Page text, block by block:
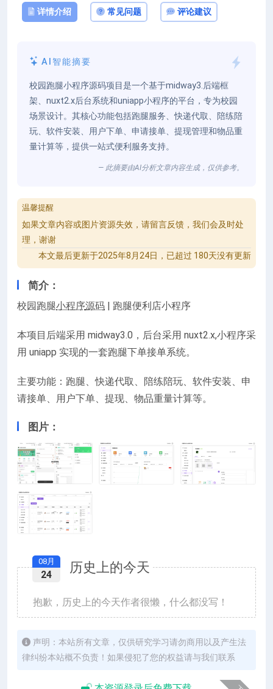
详情介绍 常见问题 评论建议
AI智能摘要
校园跑腿小程序源码项目是一个基于midway3.后端框
架、nuxt2.x后台系统和uniapp小程序的平台，专为校园
场景设计。其核心功能包括跑腿服务、快递代取、陪练陪
玩、软件安装、用户下单、申请接单、提现管理和物品重
量计算等，提供一站式便利服务支持。
— 此摘要由AI分析文章内容生成，仅供参考。
温馨提醒
如果文章内容或图片资源失效，请留言反馈，我们会及时处
理，谢谢
本文最后更新于2025年8月24日，已超过 180天没有更新
简介：
校园跑腿小程序源码 | 跑腿便利店小程序
本项目后端采用 midway3.0，后台采用 nuxt2.x,小程序采
用 uniapp 实现的一套跑腿下单接单系统。
主要功能：跑腿、快递代取、陪练陪玩、软件安装、申
请接单、用户下单、提现、物品重量计算等。
图片：
历史上的今天
08月
24
抱歉，历史上的今天作者很懒，什么都没写！
声明：本站所有文章，仅供研究学习请勿商用以及产生法
律纠纷本站概不负责！如果侵犯了您的权益请与我们联系